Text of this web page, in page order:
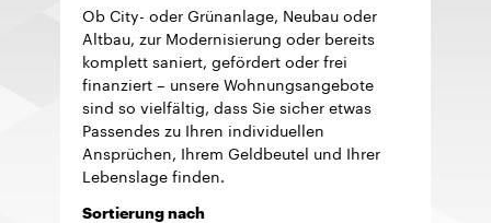
Ob City- oder Grünanlage, Neubau oder
Altbau, zur Modernisierung oder bereits
komplett saniert, gefördert oder frei
finanziert – unsere Wohnungsangebote
sind so vielfältig, dass Sie sicher etwas
Passendes zu Ihren individuellen
Ansprüchen, Ihrem Geldbeutel und Ihrer
Lebenslage finden.
Sortierung nach